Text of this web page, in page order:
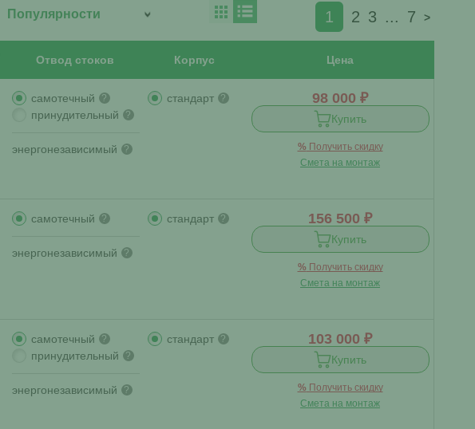
1 2 3 ... 7 >
Отвод стоков Корпус Цена
самотечный ?
принудительный ?
энергонезависимый ?
стандарт ? 98 000 ₽
Купить
% Получить скидку
Смета на монтаж
самотечный ?
энергонезависимый ?
стандарт ? 156 500 ₽
Купить
% Получить скидку
Смета на монтаж
самотечный ?
принудительный ?
энергонезависимый ?
стандарт ? 103 000 ₽
Купить
% Получить скидку
Смета на монтаж